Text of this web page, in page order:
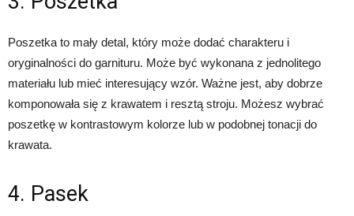
Poszetka to mały detal, który może dodać charakteru i
oryginalności do garnituru. Może być wykonana z jednolitego
materiału lub mieć interesujący wzór. Ważne jest, aby dobrze
komponowała się z krawatem i resztą stroju. Możesz wybrać
poszetkę w kontrastowym kolorze lub w podobnej tonacji do
krawata.
4. Pasek